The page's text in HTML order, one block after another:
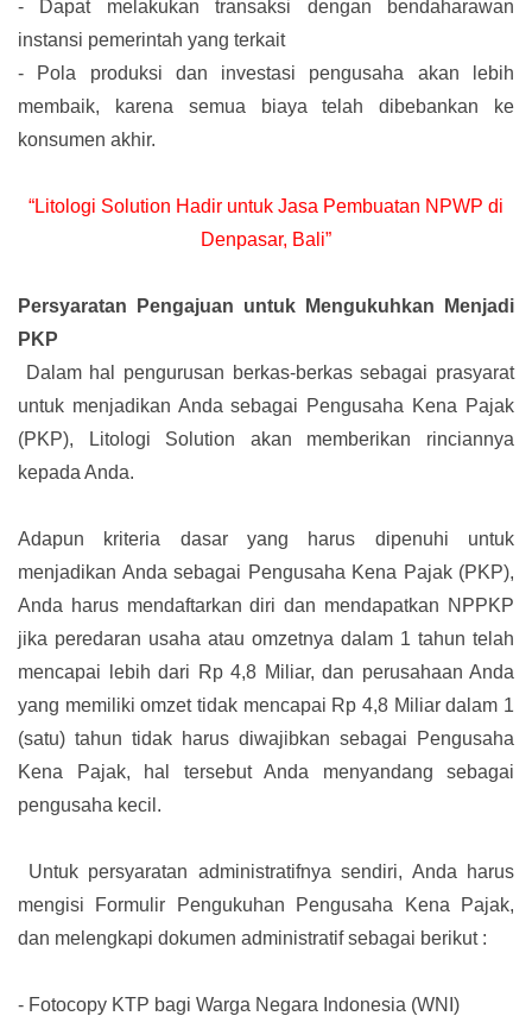
-
Dapat melakukan transaksi dengan bendaharawan
instansi pemerintah yang terkait
-
Pola produksi dan investasi pengusaha akan lebih
membaik, karena semua biaya telah dibebankan ke
konsumen akhir.
“Litologi Solution Hadir untuk Jasa Pembuatan NPWP di
Denpasar, Bali”
Persyaratan Pengajuan untuk Mengukuhkan Menjadi
PKP
Dalam hal pengurusan berkas-berkas sebagai prasyarat
untuk menjadikan Anda sebagai Pengusaha Kena Pajak
(PKP), Litologi Solution akan memberikan rinciannya
kepada Anda.
Adapun kriteria dasar yang harus dipenuhi untuk
menjadikan Anda sebagai Pengusaha Kena Pajak (PKP),
Anda harus mendaftarkan diri dan mendapatkan NPPKP
jika peredaran usaha atau omzetnya dalam 1 tahun telah
mencapai lebih dari Rp 4,8 Miliar, dan perusahaan Anda
yang memiliki omzet tidak mencapai Rp 4,8 Miliar dalam 1
(satu) tahun tidak harus diwajibkan sebagai Pengusaha
Kena Pajak, hal tersebut Anda menyandang sebagai
pengusaha kecil.
Untuk persyaratan administratifnya sendiri, Anda harus
mengisi Formulir Pengukuhan Pengusaha Kena Pajak,
dan melengkapi dokumen administratif sebagai berikut :
- Fotocopy KTP bagi Warga Negara Indonesia (WNI)